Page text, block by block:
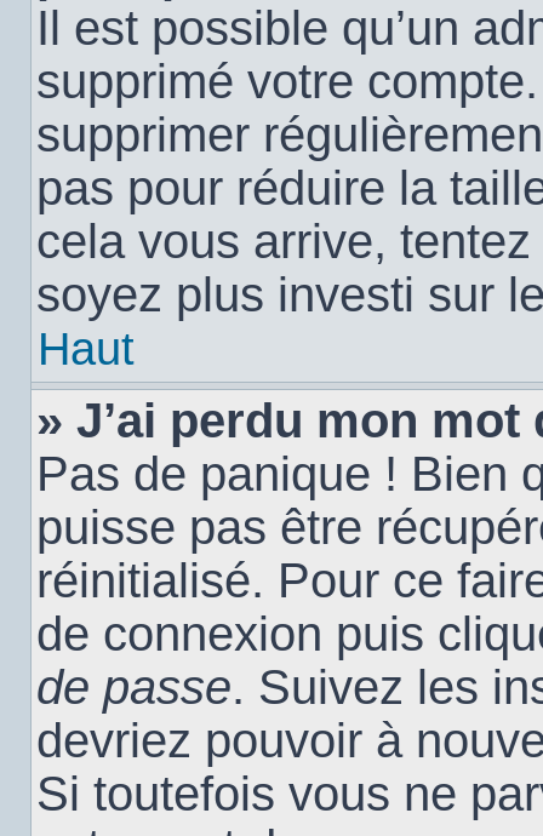
Il est possible qu’un
supprimé votre
supprimer
pas pour réduire la
cela vous arrive,
soyez plus investi sur
Haut
» J’ai perdu mon mot
Pas de panique ! Bien
puisse pas être
réinitialisé. Pour ce
de connexion puis
de passe. Suivez les
devriez pouvoir à
Si toutefois vous ne